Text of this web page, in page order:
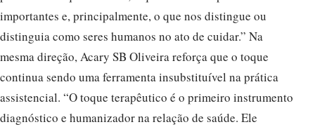
importantes e, principalmente, o que nos distingue ou
distinguia como seres humanos no ato de cuidar.” Na
mesma direção, Acary SB Oliveira reforça que o toque
continua sendo uma ferramenta insubstituível na prática
assistencial. “O toque terapêutico é o primeiro instrumento
diagnóstico e humanizador na relação de saúde. Ele